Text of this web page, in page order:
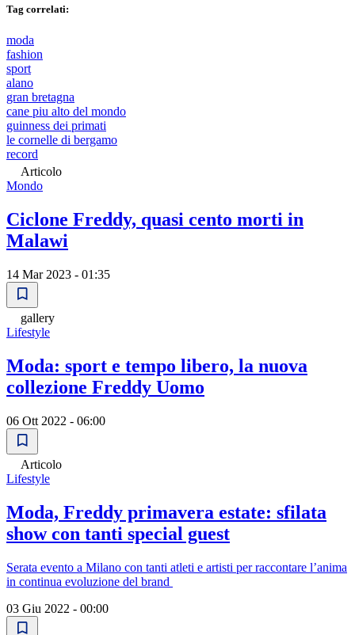
Tag correlati:
moda
fashion
sport
alano
gran bretagna
cane piu alto del mondo
guinness dei primati
le cornelle di bergamo
record
Articolo
Mondo
Ciclone Freddy, quasi cento morti in
Malawi
14 Mar 2023 - 01:35
gallery
Lifestyle
Moda: sport e tempo libero, la nuova
collezione Freddy Uomo
06 Ott 2022 - 06:00
Articolo
Lifestyle
Moda, Freddy primavera estate: sfilata
show con tanti special guest
Serata evento a Milano con tanti atleti e artisti per raccontare l’anima
in continua evoluzione del brand
03 Giu 2022 - 00:00